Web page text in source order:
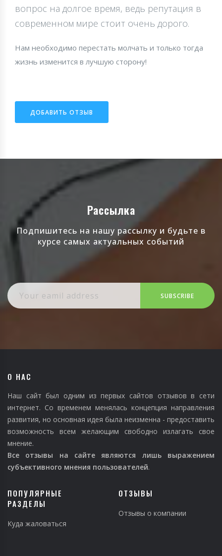
вопрос на долгое время, ведь репутация в
современном мире стоит очень дорого.
Нам необходимо перестать молчать и только тогда
жизнь изменится в лучшую сторону!
ДОБАВИТЬ ОТЗЫВ
Рассылка
Подпишитесь на нашу рассылку и будьте в
курсе самых актуальных событий
SUBSCRIBE
О НАС
Наш сайт был одним из первых сайтов отзывов в сети
интернет. Со временем менялась концепция направления
развития, но основная идея была неизменна - предоставить
возможность всем желающим свободно излагать свое
мнение.
Все отзывы на сайте являются лишь выражением
субъективного мнения пользователей.
ПОПУЛЯРНЫЕ
РАЗДЕЛЫ
Куда жаловаться
ОТЗЫВЫ
Отзывы о компании